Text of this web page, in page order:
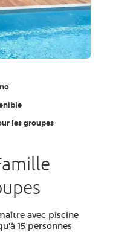
les groupes
avec piscine
15 personnes